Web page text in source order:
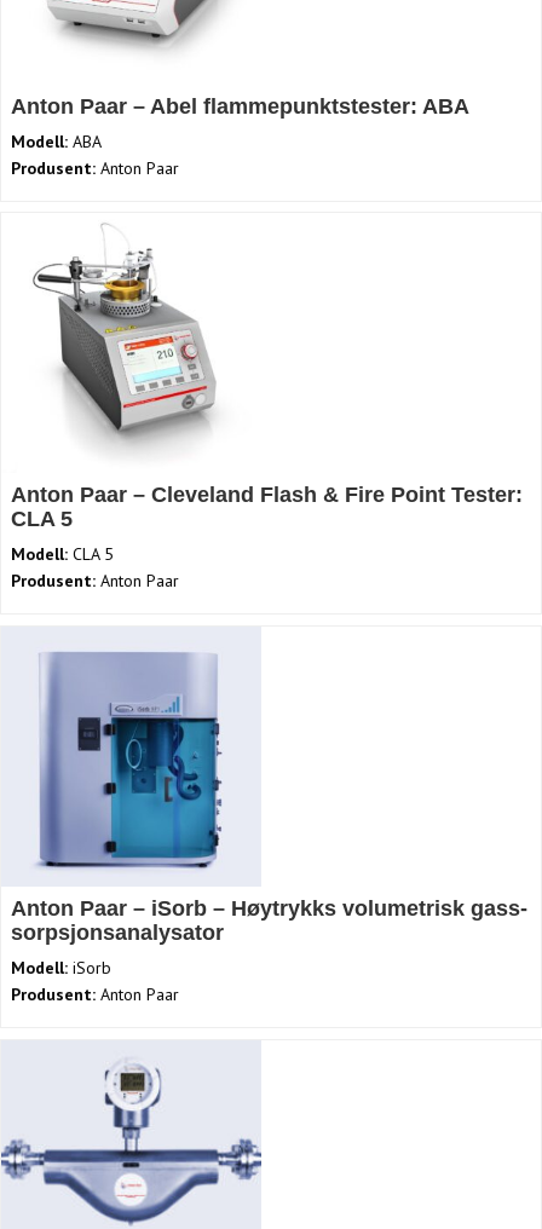
Anton Paar – Abel flammepunktstester: ABA
Modell: ABA
Produsent: Anton Paar
Anton Paar – Cleveland Flash & Fire Point Tester:
CLA 5
Modell: CLA 5
Produsent: Anton Paar
Anton Paar – iSorb – Høytrykks volumetrisk gass-
sorpsjonsanalysator
Modell: iSorb
Produsent: Anton Paar